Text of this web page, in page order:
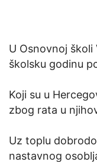
U Osnovnoj školi
školsku godinu
Koji su u
zbog rata u
Uz toplu
nastavnog